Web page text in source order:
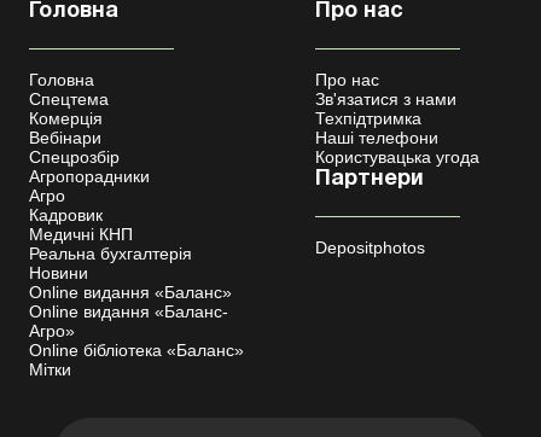
Головна
Головна
Спецтема
Комерція
Вебінари
Спецрозбір
Агропорадники
Агро
Кадровик
Медичні КНП
Реальна бухгалтерія
Новини
Online видання «Баланс»
Online видання «Баланс-
Агро»
Online бібліотека «Баланс»
Мітки
Про нас
Про нас
Зв'язатися з нами
Техпідтримка
Наші телефони
Користувацька угода
Партнери
Depositphotos